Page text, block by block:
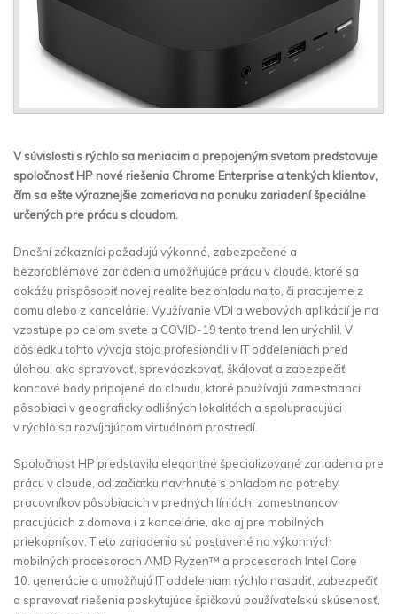
V súvislosti s rýchlo sa meniacim a prepojeným svetom predstavuje
spoločnosť HP nové riešenia Chrome Enterprise a tenkých klientov,
čím sa ešte výraznejšie zameriava na ponuku zariadení špeciálne
určených pre prácu s cloudom.
Dnešní zákazníci požadujú výkonné, zabezpečené a
bezproblémové zariadenia umožňujúce prácu v cloude, ktoré sa
dokážu prispôsobiť novej realite bez ohľadu na to, či pracujeme z
domu alebo z kancelárie. Využívanie VDI a webových aplikácií je na
vzostupe po celom svete a COVID-19 tento trend len urýchlil. V
dôsledku tohto vývoja stoja profesionáli v IT oddeleniach pred
úlohou, ako spravovať, sprevádzkovať, škálovať a zabezpečiť
koncové body pripojené do cloudu, ktoré používajú zamestnanci
pôsobiaci v geograficky odlišných lokalitách a spolupracujúci
v rýchlo sa rozvíjajúcom virtuálnom prostredí.
Spoločnosť HP predstavila elegantné špecializované zariadenia pre
prácu v cloude, od začiatku navrhnuté s ohľadom na potreby
pracovníkov pôsobiacich v predných líniách, zamestnancov
pracujúcich z domova i z kancelárie, ako aj pre mobilných
priekopníkov. Tieto zariadenia sú postavené na výkonných
mobilných procesoroch AMD Ryzen™ a procesoroch Intel Core
10. generácie a umožňujú IT oddeleniam rýchlo nasadiť, zabezpečiť
a spravovať riešenia poskytujúce špičkovú používateľskú skúsenosť,